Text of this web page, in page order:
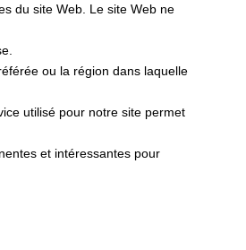
du site Web. Le site Web ne
ou la région dans laquelle
utilisé pour notre site permet
et intéressantes pour